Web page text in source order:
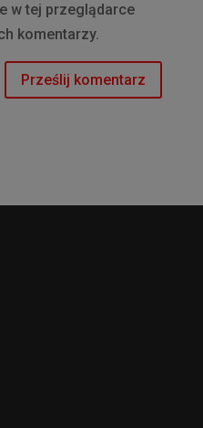
w tej przeglądarce
komentarzy.